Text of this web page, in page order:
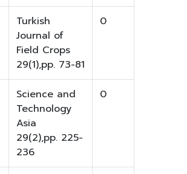
Turkish
Journal of
Field Crops
29(1),pp. 73-81
0
Science and
Technology
Asia
29(2),pp. 225-
236
0